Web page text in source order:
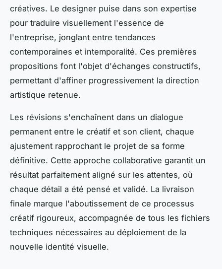
créatives. Le designer puise dans son expertise
pour traduire visuellement l'essence de
l'entreprise, jonglant entre tendances
contemporaines et intemporalité. Ces premières
propositions font l'objet d'échanges constructifs,
permettant d'affiner progressivement la direction
artistique retenue.
Les révisions s'enchaînent dans un dialogue
permanent entre le créatif et son client, chaque
ajustement rapprochant le projet de sa forme
définitive. Cette approche collaborative garantit un
résultat parfaitement aligné sur les attentes, où
chaque détail a été pensé et validé. La livraison
finale marque l'aboutissement de ce processus
créatif rigoureux, accompagnée de tous les fichiers
techniques nécessaires au déploiement de la
nouvelle identité visuelle.